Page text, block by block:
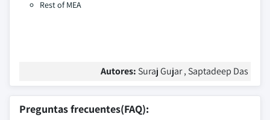
Rest of MEA
Autores: Suraj Gujar , Saptadeep Das
Preguntas frecuentes(FAQ):